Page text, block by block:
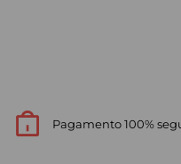
Pagamento 100%